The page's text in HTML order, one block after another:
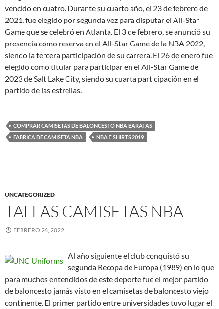
vencido en cuatro. Durante su cuarto año, el 23 de febrero de
2021, fue elegido por segunda vez para disputar el All-Star
Game que se celebró en Atlanta. El 3 de febrero, se anunció su
presencia como reserva en el All-Star Game de la NBA 2022,
siendo la tercera participación de su carrera. El 26 de enero fue
elegido como titular para participar en el All-Star Game de
2023 de Salt Lake City, siendo su cuarta participación en el
partido de las estrellas.
COMPRAR CAMISETAS DE BALONCESTO NBA BARATAS
FABRICA DE CAMISETA NBA
NBA T SHIRTS 2019
UNCATEGORIZED
TALLAS CAMISETAS NBA
FEBRERO 26, 2022
Al año siguiente el club conquistó su
segunda Recopa de Europa (1989) en lo que
para muchos entendidos de este deporte fue el mejor partido
de baloncesto jamás visto en el camisetas de baloncesto viejo
continente. El primer partido entre universidades tuvo lugar el